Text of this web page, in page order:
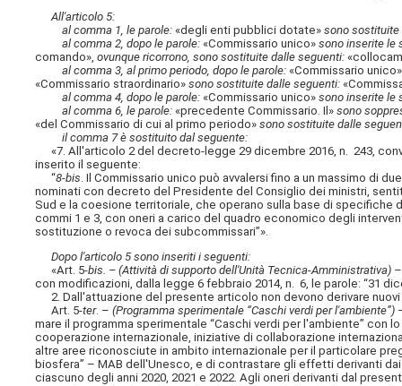
All'articolo 5:
al comma 1, le parole: «degli enti pubblici dotate»sono sostituite
al comma 2, dopo le parole: «Commissario unico»sono inserite le
comando»,ovunque ricorrono, sono sostituite dalle seguenti:
al comma 3, al primo periodo, dopo le parole:«Commissario
«Commissario straordinario»sono sostituite dalle seguenti:
al comma 4, dopo le parole: «Commissario unico»sono inserite le
al comma 6, le parole: «precedente Commissario. Il»sono
«del Commissario di cui al primo periodo»sono sostituite dalle
il comma 7 è sostituito dal seguente:
«7. All'articolo 2 del decreto-legge 29 dicembre 2016, n. 243,
inserito il seguente:
“8-bis. Il Commissario unico può avvalersi fino a un massimo di
nominati con decreto del Presidente del Consiglio dei ministri,
Sud e la coesione territoriale, che operano sulla base di specifiche
commi 1 e 3, con oneri a carico del quadro economico degli
sostituzione o revoca dei subcommissari”».
Dopo l'articolo 5 sono inseriti i seguenti:
«Art. 5-bis. – (Attività di supporto dell'Unità Tecnica-Amministrativa)
con modificazioni, dalla legge 6 febbraio 2014, n. 6, le parole: “31
2. Dall'attuazione del presente articolo non devono derivare
Art. 5-ter. –(Programma sperimentale “Caschi verdi per l'ambiente”)
mare il programma sperimentale “Caschi verdi per l'ambiente”
cooperazione internazionale, iniziative di collaborazione
altre aree riconosciute in ambito internazionale per il particolare
biosfera” – MAB dell'Unesco, e di contrastare gli effetti derivanti
ciascuno degli anni 2020, 2021 e 2022. Agli oneri derivanti dal